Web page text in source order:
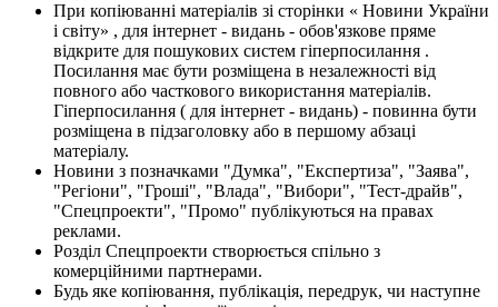
При копіюванні матеріалів зі сторінки « Новини України
і світу» , для інтернет - видань - обов'язкове пряме
відкрите для пошукових систем гіперпосилання .
Посилання має бути розміщена в незалежності від
повного або часткового використання матеріалів.
Гіперпосилання ( для інтернет - видань) - повинна бути
розміщена в підзаголовку або в першому абзаці
матеріалу.
Новини з позначками "Думка", "Експертиза", "Заява",
"Регіони", "Гроші", "Влада", "Вибори", "Тест-драйв",
"Спецпроекти", "Промо" публікуються на правах
реклами.
Розділ Спецпроекти створюється спільно з
комерційними партнерами.
Будь яке копіювання, публікація, передрук, чи наступне